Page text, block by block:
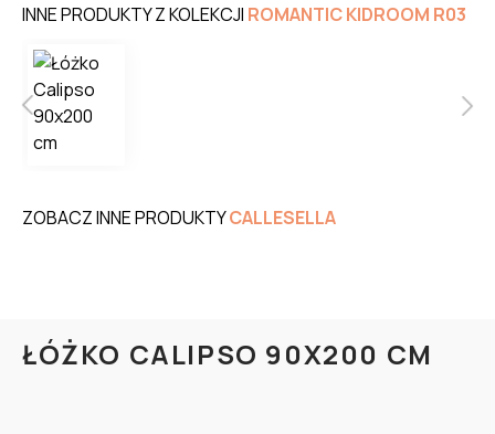
INNE PRODUKTY Z KOLEKCJI ROMANTIC KIDROOM R03
ZOBACZ INNE PRODUKTYCALLESELLA
ŁÓŻKO CALIPSO 90X200 CM